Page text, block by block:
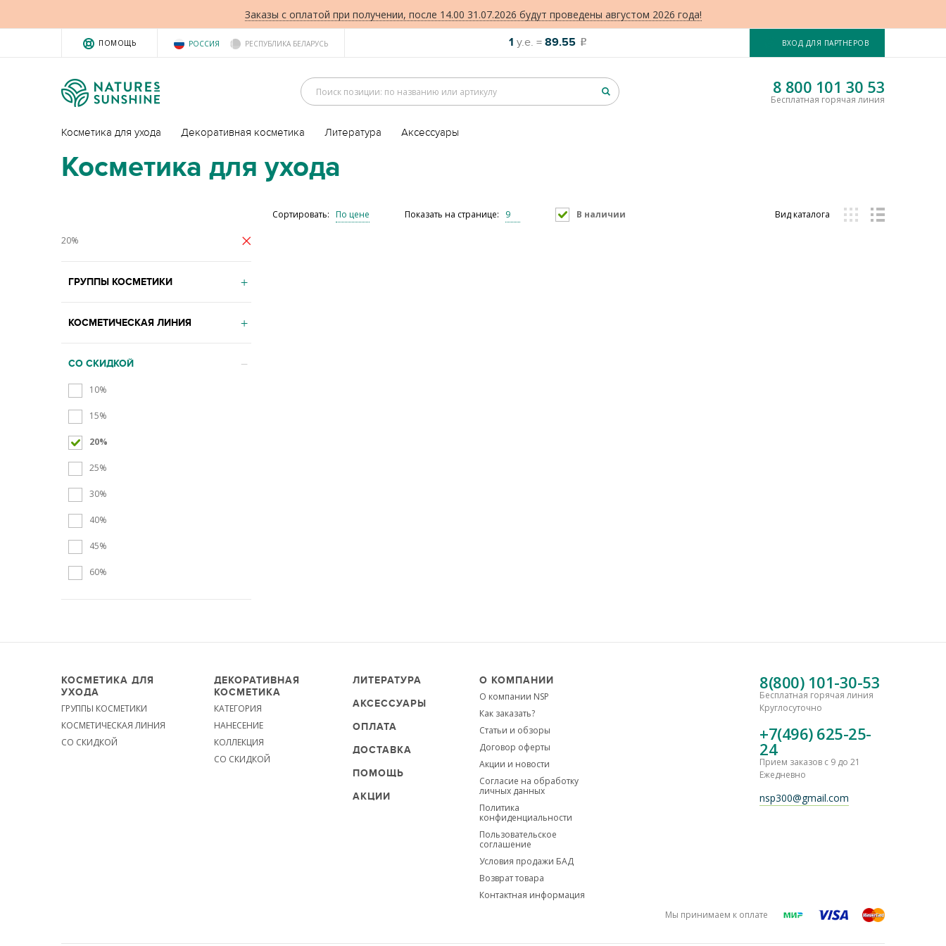
Заказы с оплатой при получении, после 14.00 31.07.2026 будут проведены августом 2026 года!
ПОМОЩЬ ВХОД ДЛЯ ПАРТНЕРОВ
РОССИЯ РЕСПУБЛИКА БЕЛАРУСЬ 1 у.е. = 89.55 o
8 800 101 30 53
Бесплатная горячая линия
Косметика для ухода Декоративная косметика Литература Аксессуары
Косметика для ухода
20%
ГРУППЫ КОСМЕТИКИ
КОСМЕТИЧЕСКАЯ ЛИНИЯ
СО СКИДКОЙ
10%
15%
20%
25%
30%
40%
45%
60%
Сортировать: По цене Показать на странице: 9 В наличии Вид каталога
КОСМЕТИКА ДЛЯ
УХОДА
ГРУППЫ КОСМЕТИКИ
КОСМЕТИЧЕСКАЯ ЛИНИЯ
СО СКИДКОЙ
ДЕКОРАТИВНАЯ
КОСМЕТИКА
КАТЕГОРИЯ
НАНЕСЕНИЕ
КОЛЛЕКЦИЯ
СО СКИДКОЙ
ЛИТЕРАТУРА
АКСЕССУАРЫ
ОПЛАТА
ДОСТАВКА
ПОМОЩЬ
АКЦИИ
О КОМПАНИИ
О компании NSP
Как заказать?
Статьи и обзоры
Договор оферты
Акции и новости
Согласие на обработку
личных данных
Политика
конфиденциальности
Пользовательское
соглашение
Условия продажи БАД
Возврат товара
Контактная информация
8(800) 101-30-53
Бесплатная горячая линия
Круглосуточно
+7(496) 625-25-
24
Прием заказов с 9 до 21
Ежедневно
nsp300@gmail.com
Мы принимаем к оплате